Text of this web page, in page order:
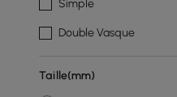
Simple
Double Vasque
Taille(mm)